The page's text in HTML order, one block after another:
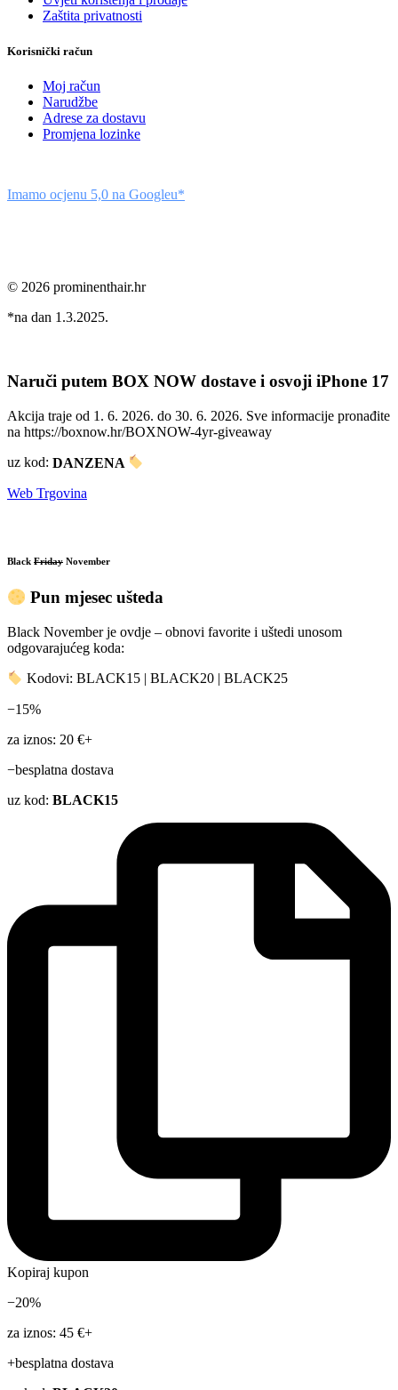
Zaštita privatnosti
Korisnički račun
Moj račun
Narudžbe
Adrese za dostavu
Promjena lozinke
Imamo ocjenu 5,0 na Googleu*
© 2026 prominenthair.hr
*na dan 1.3.2025.
Naruči putem BOX NOW dostave i osvoji iPhone 17
Akcija traje od 1. 6. 2026. do 30. 6. 2026. Sve informacije pronađite
na https://boxnow.hr/BOXNOW-4yr-giveaway
uz kod: DANZENA
Web Trgovina
Black Friday November
Pun mjesec ušteda
Black November je ovdje – obnovi favorite i uštedi unosom
odgovarajućeg koda:
Kodovi: BLACK15 | BLACK20 | BLACK25
−15%
za iznos: 20 €+
−besplatna dostava
uz kod: BLACK15
Kopiraj kupon
−20%
za iznos: 45 €+
+besplatna dostava